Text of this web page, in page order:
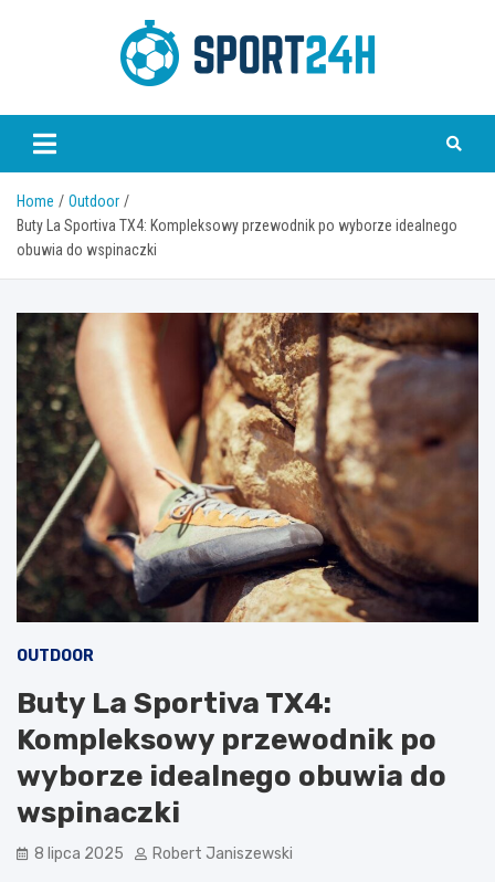
Sport 24h
Home
Outdoor
Buty La Sportiva TX4: Kompleksowy przewodnik po wyborze idealnego
obuwia do wspinaczki
OUTDOOR
Buty La Sportiva TX4:
Kompleksowy przewodnik po
wyborze idealnego obuwia do
wspinaczki
8 lipca 2025 Robert Janiszewski